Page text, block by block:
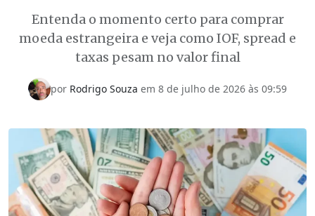
Entenda o momento certo para comprar
moeda estrangeira e veja como IOF, spread e
taxas pesam no valor final
por Rodrigo Souza em 8 de julho de 2026 às 09:59